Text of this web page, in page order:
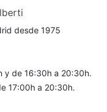
desde 1975
y de 16:30h a 20:30h.
17:00h a 20:30h.